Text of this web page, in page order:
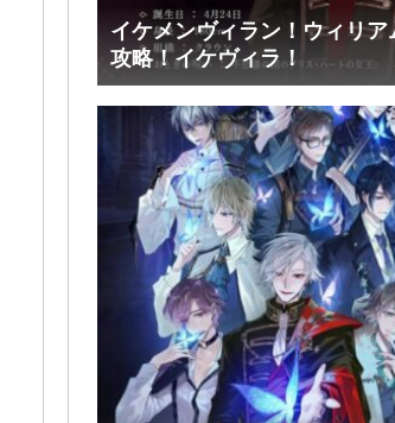
イケメンヴィラン！ウィリア
攻略！イケヴィラ！